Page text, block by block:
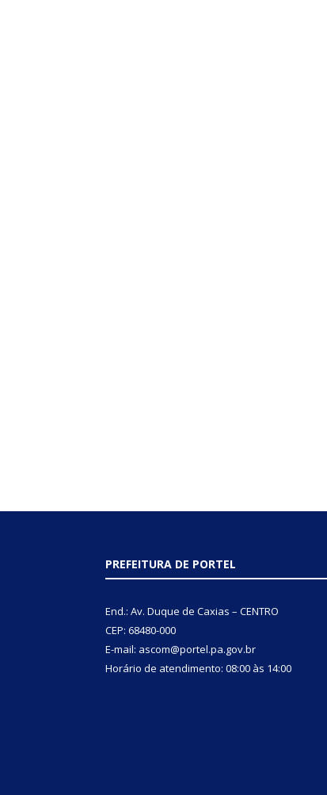
PREFEITURA DE PORTEL
End.: Av. Duque de Caxias – CENTRO
CEP: 68480-000
E-mail: ascom@portel.pa.gov.br
Horário de atendimento: 08:00 às 14:00